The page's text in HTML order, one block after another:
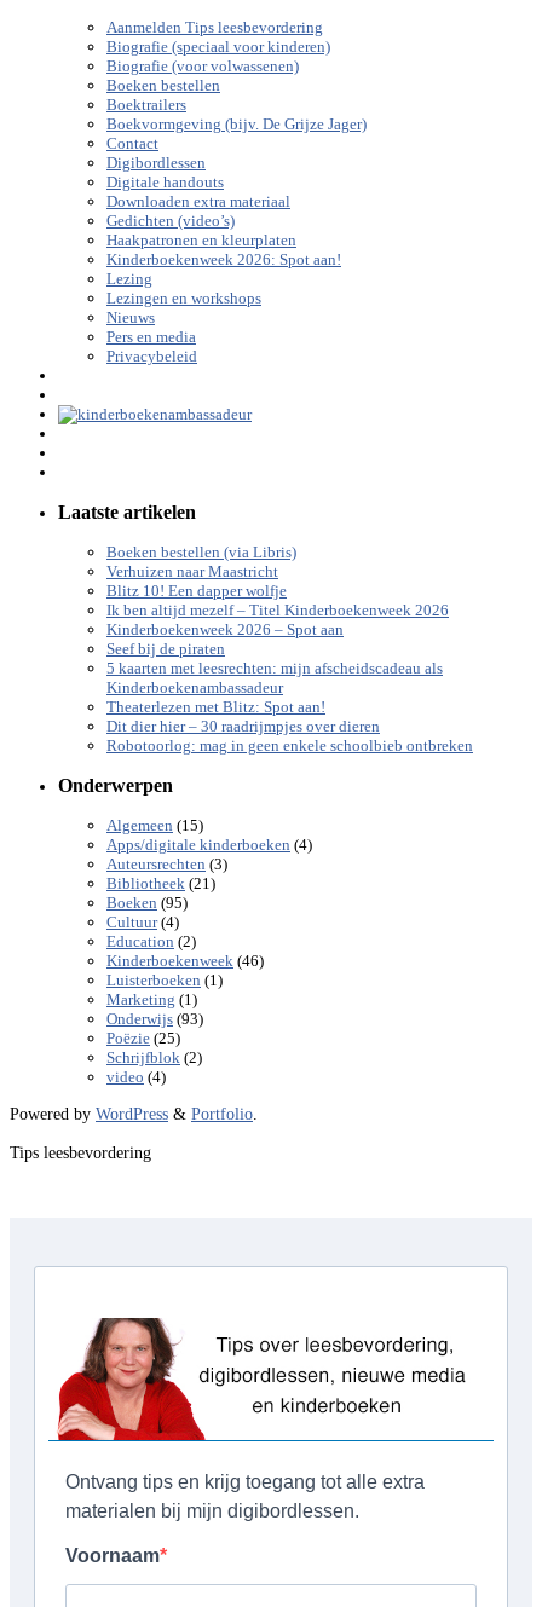
Aanmelden Tips leesbevordering
Biografie (speciaal voor kinderen)
Biografie (voor volwassenen)
Boeken bestellen
Boektrailers
Boekvormgeving (bijv. De Grijze Jager)
Contact
Digibordlessen
Digitale handouts
Downloaden extra materiaal
Gedichten (video’s)
Haakpatronen en kleurplaten
Kinderboekenweek 2026: Spot aan!
Lezing
Lezingen en workshops
Nieuws
Pers en media
Privacybeleid
Laatste artikelen
Boeken bestellen (via Libris)
Verhuizen naar Maastricht
Blitz 10! Een dapper wolfje
Ik ben altijd mezelf – Titel Kinderboekenweek 2026
Kinderboekenweek 2026 – Spot aan
Seef bij de piraten
5 kaarten met leesrechten: mijn afscheidscadeau als
Kinderboekenambassadeur
Theaterlezen met Blitz: Spot aan!
Dit dier hier – 30 raadrijmpjes over dieren
Robotoorlog: mag in geen enkele schoolbieb ontbreken
Onderwerpen
Algemeen (15)
Apps/digitale kinderboeken (4)
Auteursrechten (3)
Bibliotheek (21)
Boeken (95)
Cultuur(4)
Education (2)
Kinderboekenweek (46)
Luisterboeken (1)
Marketing (1)
Onderwijs (93)
Poëzie (25)
Schrijfblok (2)
video (4)
Powered by WordPress & Portfolio.
Tips leesbevordering